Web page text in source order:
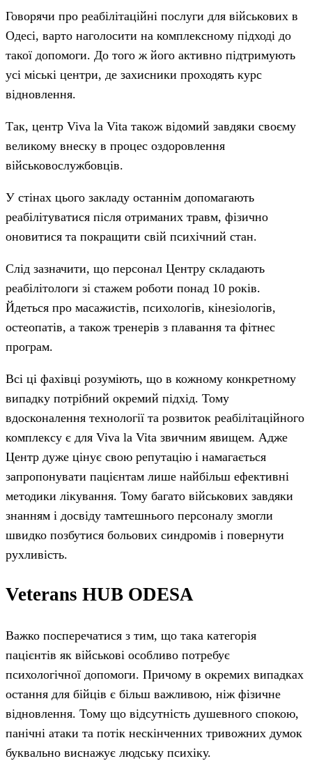
Говорячи про реабілітаційні послуги для військових в
Одесі, варто наголосити на комплексному підході до
такої допомоги. До того ж його активно підтримують
усі міські центри, де захисники проходять курс
відновлення.
Так, центр Viva la Vita також відомий завдяки своєму
великому внеску в процес оздоровлення
військовослужбовців.
У стінах цього закладу останнім допомагають
реабілітуватися після отриманих травм, фізично
оновитися та покращити свій психічний стан.
Слід зазначити, що персонал Центру складають
реабілітологи зі стажем роботи понад 10 років.
Йдеться про масажистів, психологів, кінезіологів,
остеопатів, а також тренерів з плавання та фітнес
програм.
Всі ці фахівці розуміють, що в кожному конкретному
випадку потрібний окремий підхід. Тому
вдосконалення технології та розвиток реабілітаційного
комплексу є для Viva la Vita звичним явищем. Адже
Центр дуже цінує свою репутацію і намагається
запропонувати пацієнтам лише найбільш ефективні
методики лікування. Тому багато військових завдяки
знанням і досвіду тамтешнього персоналу змогли
швидко позбутися больових синдромів і повернути
рухливість.
Veterans HUB ODESA
Важко посперечатися з тим, що така категорія
пацієнтів як військові особливо потребує
психологічної допомоги. Причому в окремих випадках
остання для бійців є більш важливою, ніж фізичне
відновлення. Тому що відсутність душевного спокою,
панічні атаки та потік нескінченних тривожних думок
буквально виснажує людську психіку.